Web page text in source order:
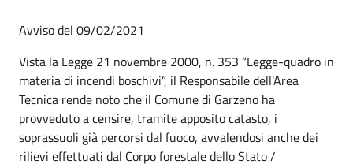
Avviso del 09/02/2021
Vista la Legge 21 novembre 2000, n. 353 “Legge-quadro in
materia di incendi boschivi”, il Responsabile dell'Area
Tecnica rende noto che il Comune di Garzeno ha
provveduto a censire, tramite apposito catasto, i
soprassuoli già percorsi dal fuoco, avvalendosi anche dei
rilievi effettuati dal Corpo forestale dello Stato /